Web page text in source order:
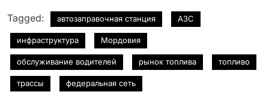
Tagged: автозаправочная станция АЗС
инфраструктура Мордовия
обслуживание водителей рынок топлива топливо
трассы федеральная сеть